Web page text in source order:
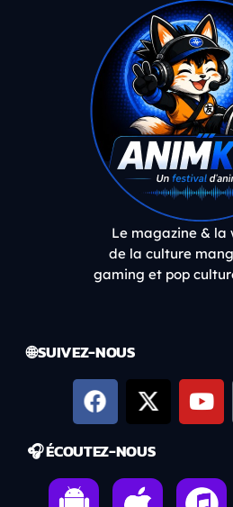
Le magazine & la
de la culture
gaming et pop
🌐 SUIVEZ-NOUS
🎧 ÉCOUTEZ-NOUS